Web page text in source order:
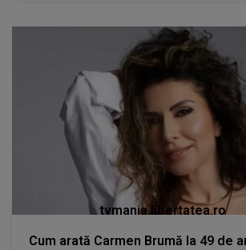
tvmania.libertatea.ro
Cum arată Carmen Brumă la 49 de